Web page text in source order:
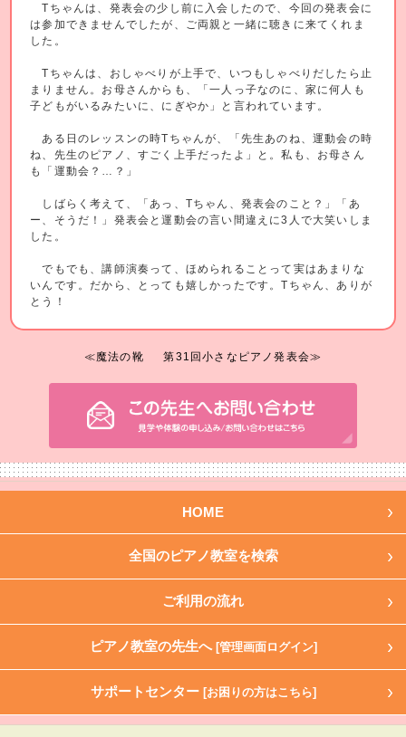
Tちゃんは、発表会の少し前に入会したので、今回の発表会に
は参加できませんでしたが、ご両親と一緒に聴きに来てくれま
した。
Tちゃんは、おしゃべりが上手で、いつもしゃべりだしたら止
まりません。お母さんからも、「一人っ子なのに、家に何人も
子どもがいるみたいに、にぎやか」と言われています。
ある日のレッスンの時Tちゃんが、「先生あのね、運動会の時
ね、先生のピアノ、すごく上手だったよ」と。私も、お母さん
も「運動会？…？」
しばらく考えて、「あっ、Tちゃん、発表会のこと？」「あ
ー、そうだ！」発表会と運動会の言い間違えに3人で大笑いしま
した。
でもでも、講師演奏って、ほめられることって実はあまりな
いんです。だから、とっても嬉しかったです。Tちゃん、ありが
とう！
≪魔法の靴 第31回小さなピアノ発表会≫
HOME
全国のピアノ教室を検索
ご利用の流れ
ピアノ教室の先生へ [管理画面ログイン]
サポートセンター [お困りの方はこちら]